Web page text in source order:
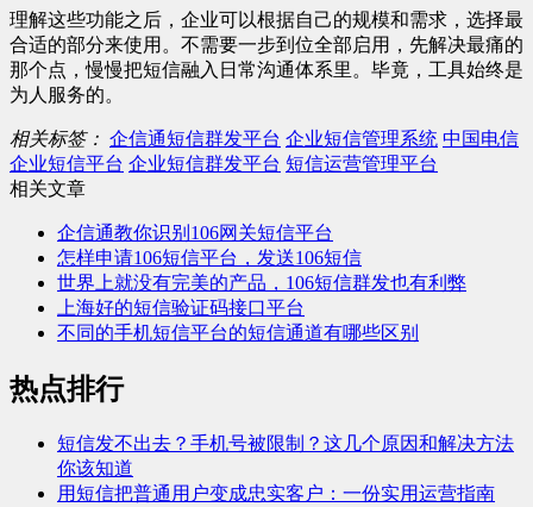
理解这些功能之后，企业可以根据自己的规模和需求，选择最
合适的部分来使用。不需要一步到位全部启用，先解决最痛的
那个点，慢慢把短信融入日常沟通体系里。毕竟，工具始终是
为人服务的。
相关标签： 企信通短信群发平台 企业短信管理系统 中国电信
企业短信平台 企业短信群发平台 短信运营管理平台
相关文章
企信通教你识别106网关短信平台
怎样申请106短信平台，发送106短信
世界上就没有完美的产品，106短信群发也有利弊
上海好的短信验证码接口平台
不同的手机短信平台的短信通道有哪些区别
热点排行
短信发不出去？手机号被限制？这几个原因和解决方法
你该知道
用短信把普通用户变成忠实客户：一份实用运营指南